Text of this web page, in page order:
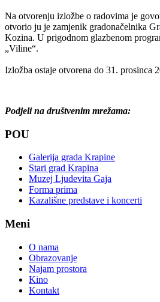
Na otvorenju izložbe o radovima je
otvorio ju je zamjenik gradonačelnika
Kozina. U prigodnom glazbenom
„Viline“.
Izložba ostaje otvorena do 31. prosinca
Podjeli na društvenim mrežama:
POU
Galerija grada Krapine
Stari grad Krapina
Muzej Ljudevita Gaja
Forma prima
Kazališne predstave i koncerti
Meni
O nama
Obrazovanje
Najam prostora
Kino
Kontakt